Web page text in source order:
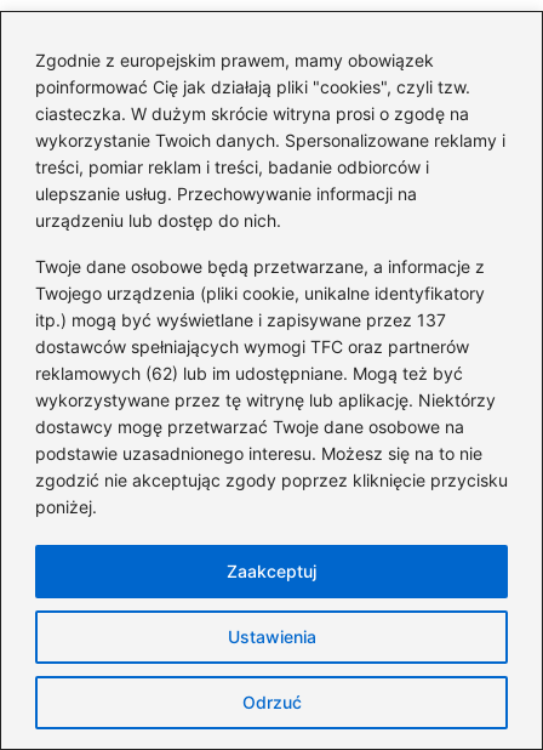
Zgodnie z europejskim prawem, mamy obowiązek
poinformować Cię jak działają pliki "cookies", czyli tzw.
ciasteczka. W dużym skrócie witryna prosi o zgodę na
wykorzystanie Twoich danych. Spersonalizowane reklamy i
treści, pomiar reklam i treści, badanie odbiorców i
ulepszanie usług. Przechowywanie informacji na
urządzeniu lub dostęp do nich.
Twoje dane osobowe będą przetwarzane, a informacje z
Twojego urządzenia (pliki cookie, unikalne identyfikatory
itp.) mogą być wyświetlane i zapisywane przez 137
dostawców spełniających wymogi TFC oraz partnerów
reklamowych (62) lub im udostępniane. Mogą też być
wykorzystywane przez tę witrynę lub aplikację. Niektórzy
dostawcy mogę przetwarzać Twoje dane osobowe na
podstawie uzasadnionego interesu. Możesz się na to nie
zgodzić nie akceptując zgody poprzez kliknięcie przycisku
poniżej.
Ustawienia
Odrzuć
Zaakceptuj
prawnego w Polsce – co warto wiedzieć?
Składanie długopisów: Jak zarobić i
unikać oszustw?
Ile naprawdę można zarobić na
Money2Money? Sprawdź prawdziwe
szanse na dochód!
Ile naprawdę można zarobić na miodzie?
Odkryj kluczowe czynniki wpływające na
zyski pszczelarzy
Ireneusz Wojtunik
Ireneusz, czyli autor bloga GrupaNokaut.pl, od lat interesuje
się tematyką zarobków, przedsiębiorczości, firm oraz
świata finansów. Na blogu analizuje zagadnienia związane z